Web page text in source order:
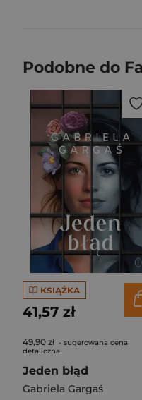
Podobne do
KSIĄŻKA
41,57 zł
49,90 zł - sugerowana cena
detaliczna
Jeden błąd
Gabriela Gargaś